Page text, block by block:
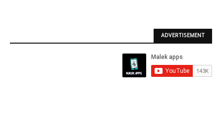
ADVERTISEMENT